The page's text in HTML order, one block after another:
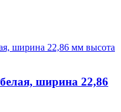
ширина 22,86